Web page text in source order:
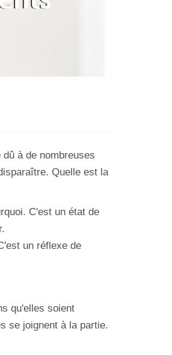
à de nombreuses
Quelle est la
C'est un état de
un réflexe de
qu'elles soient
se joignent à la partie.